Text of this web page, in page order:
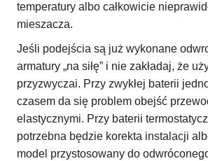
temperatury albo całkowicie
mieszacza.
Jeśli podejścia są już wykonane
armatury „na siłę” i nie zakładaj, że
przyzwyczai. Przy zwykłej baterii
czasem da się problem obejść
elastycznymi. Przy baterii
potrzebna będzie korekta instalacji
model przystosowany do